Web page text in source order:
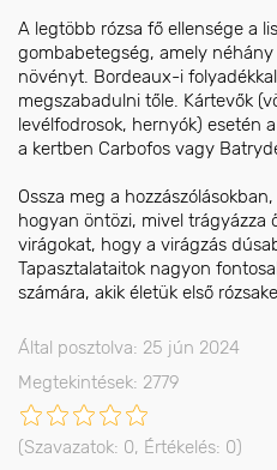
A legtöbb rózsa fő ellensége a
gombabetegség, amely
növényt. Bordeaux-i
megszabadulni tőle. Kártevők
levélfodrosok, hernyók) esetén
a kertben Carbofos vagy
Ossza meg a
hogyan öntözi, mivel trágyázza
virágokat, hogy a virágzás
Tapasztalataitok nagyon
számára, akik életük első
Által posztolva: 25 jún 2024
Megtekintések: 2779
(Szavazatok: 0, Értékelés: 0)